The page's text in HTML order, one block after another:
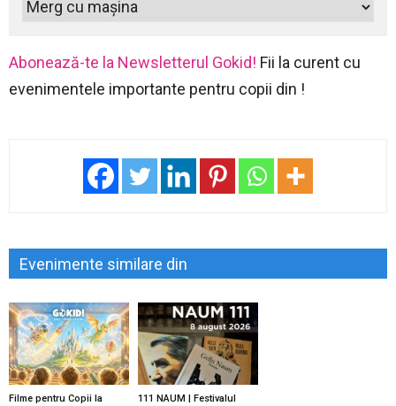
Abonează-te la Newsletterul Gokid! Fii la curent cu
evenimentele importante pentru copii din !
Evenimente similare din
Filme pentru Copii la
111 NAUM | Festivalul